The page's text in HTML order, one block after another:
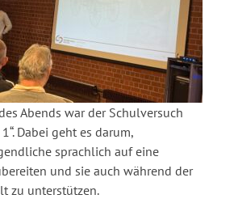
Abends war der Schulversuch
Dabei geht es darum,
sprachlich auf eine
und sie auch während der
zu unterstützen.